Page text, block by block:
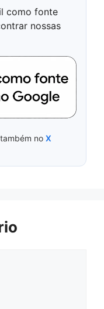
como fonte
nossas
no X